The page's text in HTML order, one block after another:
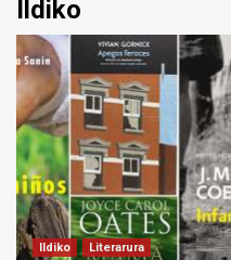
Ildiko
Ildiko Literarura